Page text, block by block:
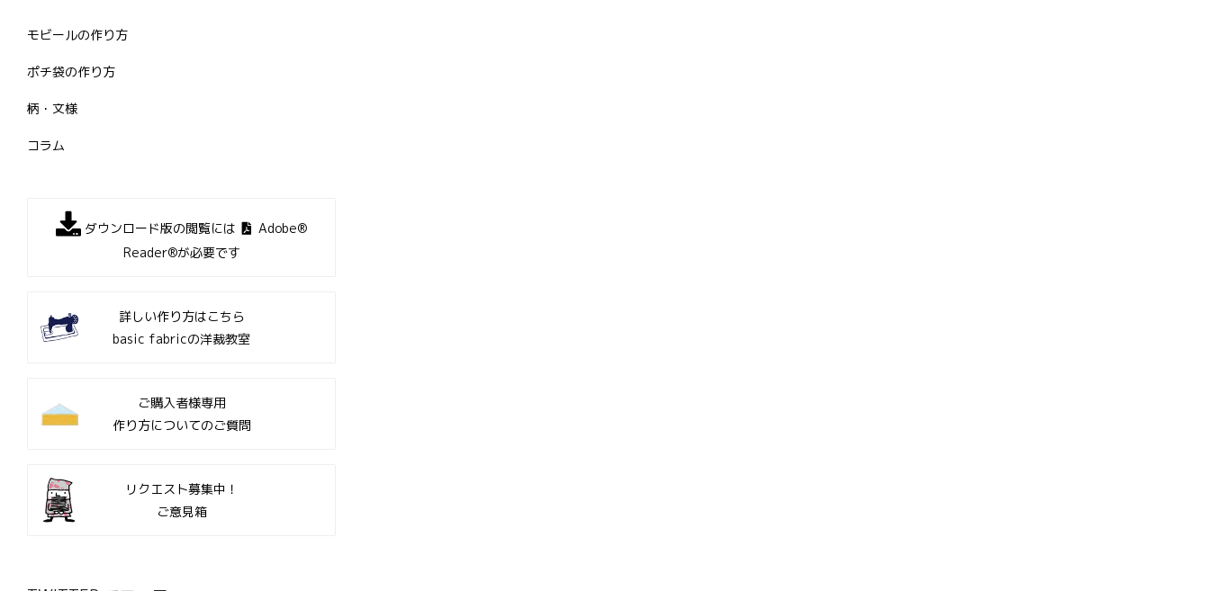
モビールの作り方
ポチ袋の作り方
柄・文様
コラム
ダウンロード版の閲覧には
Adobe®
Reader®が必要です
詳しい作り方はこちら
basic fabricの洋裁教室
ご購入者様専用
作り方についてのご質問
リクエスト募集中！
ご意見箱